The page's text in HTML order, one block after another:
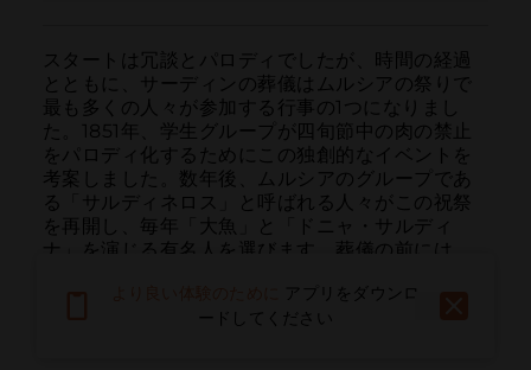
スタートは冗談とパロディでしたが、時間の経過
とともに、サーディンの葬儀はムルシアの祭りで
最も多くの人々が参加する行事の1つになりまし
た。1851年、学生グループが四旬節中の肉の禁止
をパロディ化するためにこの独創的なイベントを
考案しました。数年後、ムルシアのグループであ
る「サルディネロス」と呼ばれる人々がこの祝祭
を再開し、毎年「大魚」と「ドニャ・サルディ
ナ」を演じる有名人を選びます。葬儀の前には、
儀の日にはパレードが飾られ、オリンポスの神々
やドラゴンなどの神話上の存在が演出され、参加
アプリをダウンロ
ードしてください